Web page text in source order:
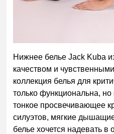
Нижнее белье Jack Kuba
качеством и
коллекция белья для
только функциональна,
тонкое просвечивающее
силуэтов, мягкие
белье хочется надевать в